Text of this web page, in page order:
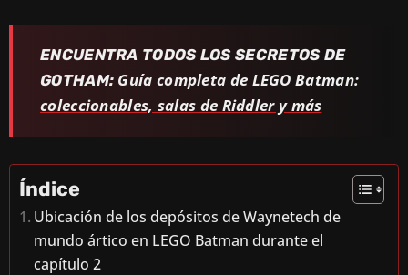
ENCUENTRA TODOS LOS SECRETOS DE
GOTHAM: Guía completa de LEGO Batman:
coleccionables, salas de Riddler y más
Índice
Ubicación de los depósitos de Waynetech de
mundo ártico en LEGO Batman durante el
capítulo 2